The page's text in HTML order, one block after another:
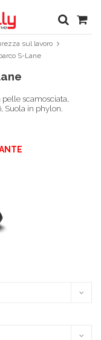
sul lavoro
S-Lane
pelle scamosciata,
Suola in phylon.